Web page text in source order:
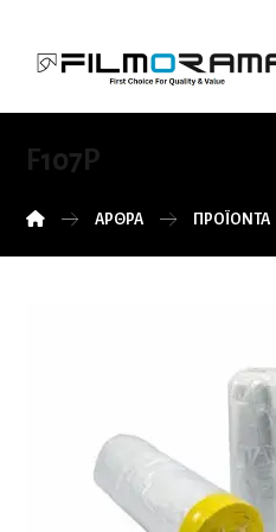
F107P
ΆΡΘΡΑ ΠΡΟΪΌΝΤΑ